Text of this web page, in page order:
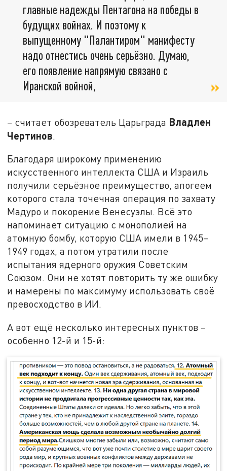
главные надежды Пентагона на победы в
будущих войнах. И поэтому к
выпущенному "Палантиром" манифесту
надо отнестись очень серьёзно. Думаю,
его появление напрямую связано с
Иранской войной,
– считает обозреватель Царьграда Владлен
Чертинов
Благодаря широкому применению
искусственного интеллекта США и Израиль
получили серьёзное преимущество, апогеем
которого стала точечная операция по захвату
Мадуро и покорение Венесуэлы. Всё это
напоминает ситуацию с монополией на
атомную бомбу, которую США имели в 1945–
1949 годах, а потом утратили после
испытания ядерного оружия Советским
Союзом. Они не хотят повторить ту же ошибку
и намерены по максимуму использовать своё
превосходство в ИИ.
А вот ещё несколько интересных пунктов –
особенно 12-й и 15-й: